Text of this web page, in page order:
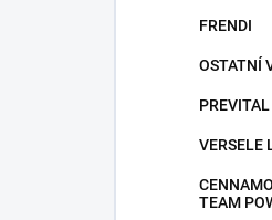
FRENDI
OSTATNÍ
PREVITAL
VERSELE
TEAM